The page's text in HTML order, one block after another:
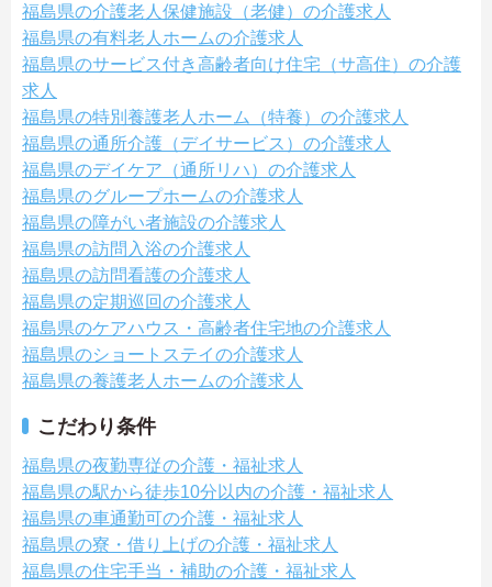
福島県の介護老人保健施設（老健）の介護求人
福島県の有料老人ホームの介護求人
福島県のサービス付き高齢者向け住宅（サ高住）の介護
求人
福島県の特別養護老人ホーム（特養）の介護求人
福島県の通所介護（デイサービス）の介護求人
福島県のデイケア（通所リハ）の介護求人
福島県のグループホームの介護求人
福島県の障がい者施設の介護求人
福島県の訪問入浴の介護求人
福島県の訪問看護の介護求人
福島県の定期巡回の介護求人
福島県のケアハウス・高齢者住宅地の介護求人
福島県のショートステイの介護求人
福島県の養護老人ホームの介護求人
こだわり条件
福島県の夜勤専従の介護・福祉求人
福島県の駅から徒歩10分以内の介護・福祉求人
福島県の車通勤可の介護・福祉求人
福島県の寮・借り上げの介護・福祉求人
福島県の住宅手当・補助の介護・福祉求人